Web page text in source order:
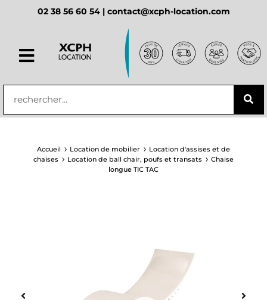
principal02 38 56 60 54 | contact@xcph-location.com
Accueil Location de mobilier
Location d'assises et de
chaises
Location de ball chair, poufs et transats
Chaise
longue TIC TAC